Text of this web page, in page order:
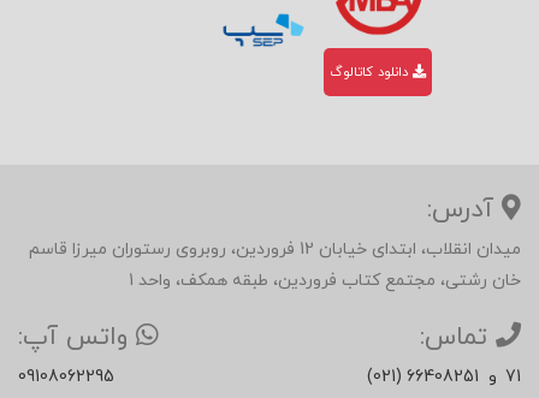
دانلود کاتالوگ
آدرس:
میدان انقلاب، ابتدای خیابان 12 فروردین، روبروی رستوران میرزا قاسم
خان رشتی، مجتمع کتاب فروردین، طبقه همکف، واحد 1
تماس:
(021) 66408251 و 71
واتس آپ:
09108062295